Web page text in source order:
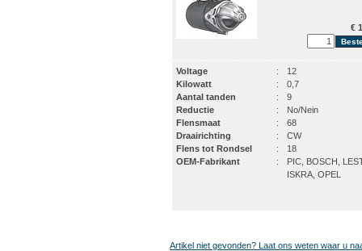
€
Voltage :
12
Kilowatt
:
0,7
Aantal tanden
:
9
Reductie
:
No/Nein
Flensmaat
:
68
Draairichting
:
CW
Flens tot Rondsel
:
18
OEM-Fabrikant
:
PIC, BOSCH,
ISKRA, OPEL
Artikel niet gevonden? Laat ons weten waar u